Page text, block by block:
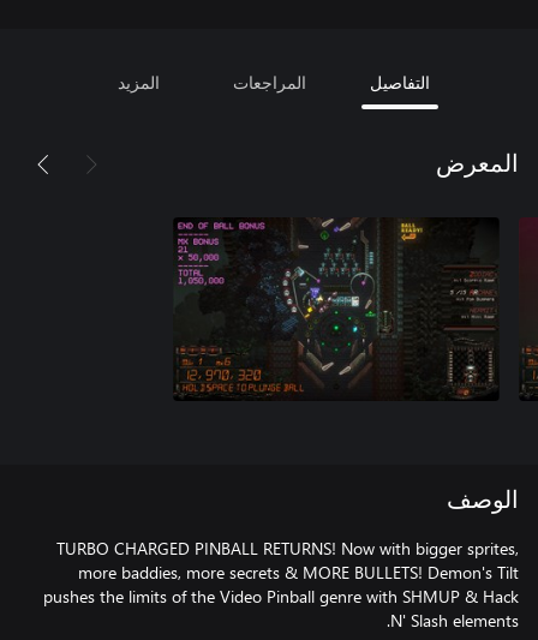
التفاصيل المراجعات المزيد
المعرض
الوصف
TURBO CHARGED PINBALL RETURNS! Now with bigger sprites,
more baddies, more secrets & MORE BULLETS! Demon's Tilt
pushes the limits of the Video Pinball genre with SHMUP & Hack